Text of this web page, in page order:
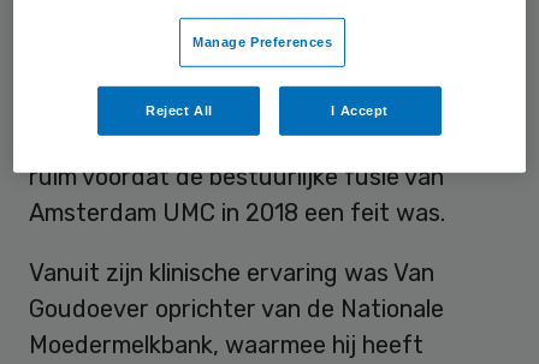
Amsterdam, waar hij hoofd werd van de
afdeling Kindergeneeskunde van zowel
VUmc als AMC. Sinds 2012 is hij voorzitter
van de divisie Vrouw-Kind op beide locaties,
ruim voordat de bestuurlijke fusie van
Amsterdam UMC in 2018 een feit was.
Vanuit zijn klinische ervaring was Van
Goudoever oprichter van de Nationale
Moedermelkbank, waarmee hij heeft
Manage Preferences
Reject All I Accept